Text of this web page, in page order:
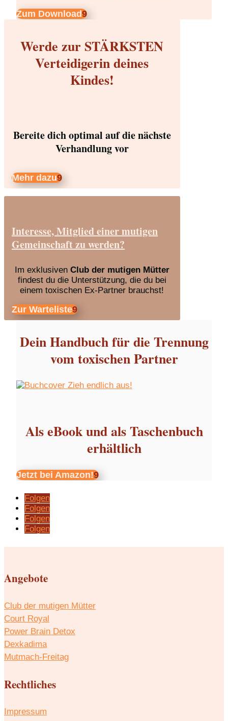
Zum Download
Werde zur STÄRKSTEN
Verteidigerin deines
Kindes!
Bereite dich optimal auf die nächste
Verhandlung vor
Mehr dazu
Interesse, Mitglied einer mutigen
Gemeinschaft zu werden?
Im exklusiven Club der mutigen Mütter
findest du die Unterstützung, die du bei
einem toxischen Ex-Partner brauchst!
Zur Warteliste
Dein Handbuch für die Trennung
vom toxischen Partner
Als eBook und als Taschenbuch
erhältlich
Jetzt bei Amazon!
Folgen
Folgen
Folgen
Folgen
Angebote
Club der mutigen Mütter
Court Royal
Power Brain Detox
Dexkadima
Mutmach-Freitag
Rechtliches
Impressum